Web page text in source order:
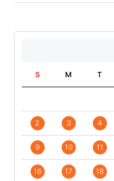
S M T
2 3 4
9 10 11
16 17 18